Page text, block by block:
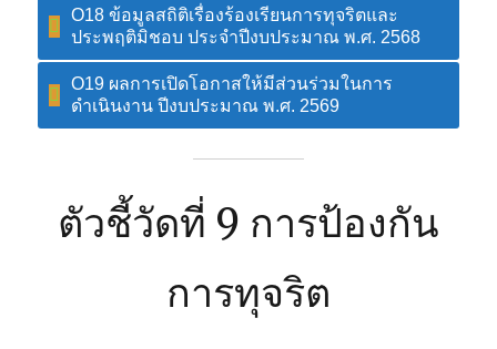
O18 ข้อมูลสถิติเรื่องร้องเรียนการทุจริตและ
ประพฤติมิชอบ ประจำปีงบประมาณ พ.ศ. 2568
O19 ผลการเปิดโอกาสให้มีส่วนร่วมในการ
ดำเนินงาน ปีงบประมาณ พ.ศ. 2569
ตัวชี้วัดที่ 9 การป้องกัน
การทุจริต